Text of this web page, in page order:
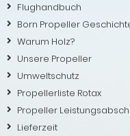
Flughandbuch
Born Propeller
Warum Holz?
Unsere Propeller
Umweltschutz
Propellerliste Rotax
Propeller
Lieferzeit